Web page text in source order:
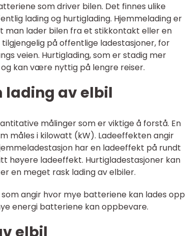
som driver bilen. Det finnes ulike
lading og hurtiglading. Hjemmelading er
lader bilen fra et stikkontakt eller en
på offentlige ladestasjoner, for
veien. Hurtiglading, som er stadig mer
kan være nyttig på lengre reiser.
av elbil
målinger som er viktige å forstå. En
måles i kilowatt (kW). Ladeeffekten angir
har en ladeeffekt på rundt
høyere ladeeffekt. Hurtigladestasjoner kan
en meget rask lading av elbiler.
angir hvor mye batteriene kan lades opp
energi batteriene kan oppbevare.